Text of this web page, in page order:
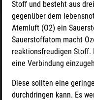
Stoff und besteht aus
gegenüber dem
Atemluft (O2) ein
Sauerstoffatom macht
reaktionsfreudigen Stoff.
eine Verbindung
Diese sollten eine
durchdringen kann. Es